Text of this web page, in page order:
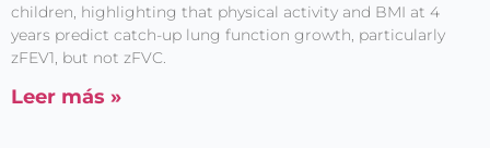
children, highlighting that physical activity and BMI at 4
years predict catch-up lung function growth, particularly
zFEV1, but not zFVC.
Leer más »